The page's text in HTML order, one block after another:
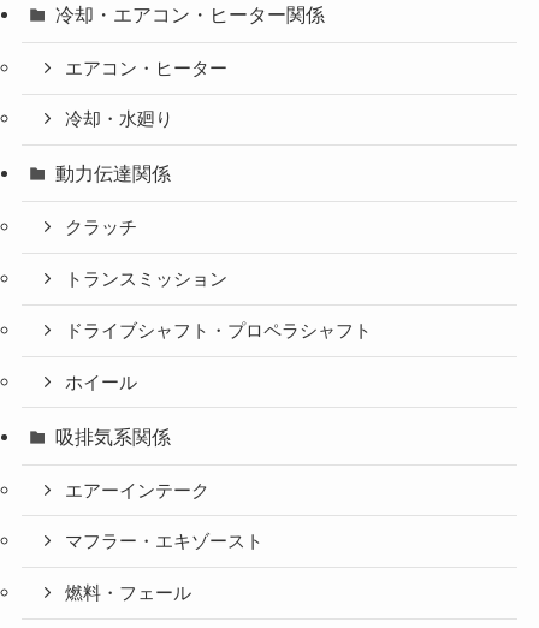
冷却・エアコン・ヒーター関係
エアコン・ヒーター
冷却・水廻り
動力伝達関係
クラッチ
トランスミッション
ドライブシャフト・プロペラシャフト
ホイール
吸排気系関係
エアーインテーク
マフラー・エキゾースト
燃料・フェール